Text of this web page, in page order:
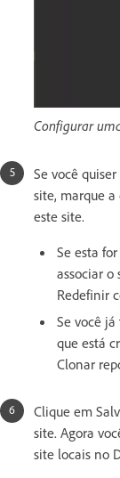
Configurar
Se você
site, marque a
este site.
Se esta
associar o
Redefinir
Se você
que está
Clonar
Clique em
site. Agora
site locais no